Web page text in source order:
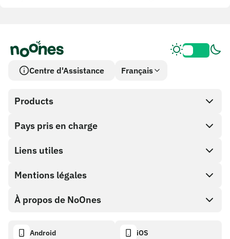
Centre d'Assistance Français
Products
SnapX
Cash out
Boutique de cartes cadeaux
Portefeuille NoOnes
Pays pris en charge
Liens utiles
Programme Partenaire
Documentation API
Mentions légales
Politique de récompense de bogue
À propos de NoOnes
Android iOS